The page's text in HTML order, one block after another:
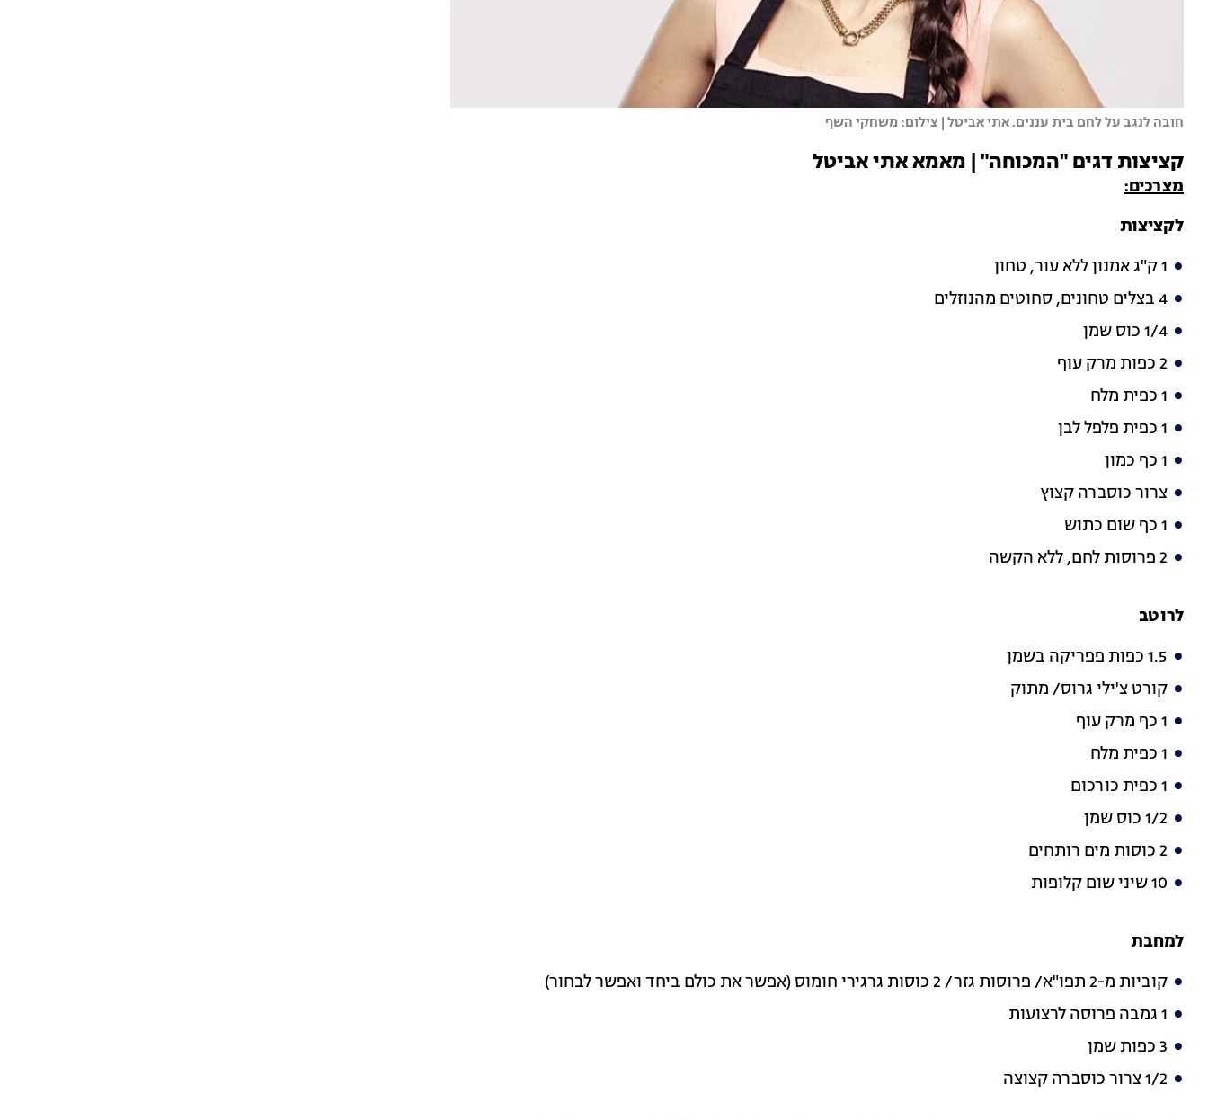
חובה לנגב על לחם בית עננים. אתי אביטל | צילום: משחקי השף
קציצות דגים "המכוחה" | מאמא אתי אביטל
מצרכים:
לקציצות
1 ק"ג אמנון ללא עור, טחון
4 בצלים טחונים, סחוטים מהנוזלים
1/4 כוס שמן
2 כפות מרק עוף
1 כפית מלח
1 כפית פלפל לבן
1 כף כמון
צרור כוסברה קצוץ
1 כף שום כתוש
2 פרוסות לחם, ללא הקשה
לרוטב
1.5 כפות פפריקה בשמן
קורט צ'ילי גרוס/ מתוק
1 כף מרק עוף
1 כפית מלח
1 כפית כורכום
1/2 כוס שמן
2 כוסות מים רותחים
10 שיני שום קלופות
למחבת
קוביות מ-2 תפו"א/ פרוסות גזר/ 2 כוסות גרגירי חומוס (אפשר את כולם ביחד ואפשר לבחור)
1 גמבה פרוסה לרצועות
3 כפות שמן
1/2 צרור כוסברה קצוצה